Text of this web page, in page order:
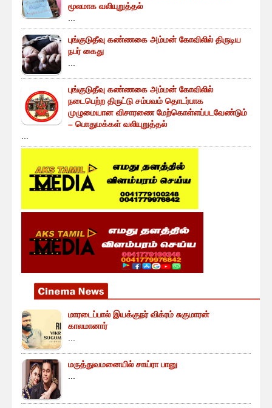
மூலமாக வலியுறுத்தல்
புங்குடுதீவு கண்ணகை அம்மன் கோவிலில் திருடிய
நபர் கைது
புங்குடுதீவு கண்ணகை அம்மன் கோவிலில்
நடைபெற்ற திருட்டு சம்பவம் தொடர்பாக
முழுமையான விசாரணை மேற்கொள்ளப்படவேண்டும்
– பொதுமக்கள் வலியுறுத்தல்
மாரடைப்பால் இயக்குநர் விக்ரம் சுகுமாரன்
காலமானார்
மருத்துவமனையில் சாய்ரா பானு